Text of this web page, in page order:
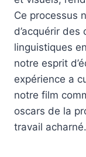
Ce processus
d’acquérir
linguistiques
notre esprit
expérience a
notre film
oscars de la
travail acharné.